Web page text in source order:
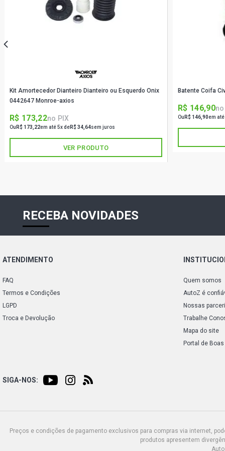
Kit Amortecedor Dianteiro Dianteiro ou Esquerdo Onix
0442647 Monroe-axios
R$ 173,22no PIX
Ou R$ 173,22em até 5x deR$ 34,64sem juros
VER PRODUTO
Batente Coifa
R$ 146,90no
Ou R$ 146,90em
RECEBA NOVIDADES
ATENDIMENTO
FAQ
Termos e Condições
LGPD
Troca e Devolução
Quem somos
AutoZ é
Nossas
Trabalhe
Mapa do site
Portal de
SIGA-NOS:
Preços e condições de pagamento exclusivos para compras via internet,
produtos apresentem